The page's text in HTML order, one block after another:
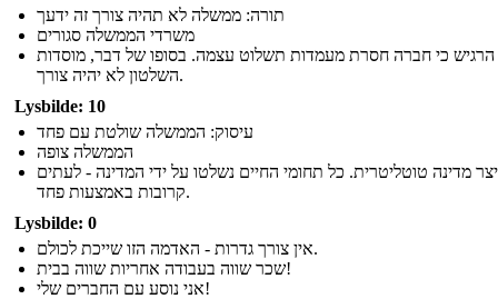
תורה: ממשלה לא תהיה צורך זה ידעך
משרדי הממשלה סגורים
כי חברה חסרת מעמדות תשלוט עצמה. בסופו של דבר, מוסדות
השלטון לא יהיה צורך.
Lysbilde: 10
עיסוק: הממשלה שולטת עם פחד
הממשלה צופה
מדינה טוטליטרית. כל תחומי החיים נשלטו על ידי המדינה - לעתים
קרובות באמצעות פחד.
Lysbilde: 0
אין צורך גדרות - האדמה הזו שייכת לכולם.
שכר שווה בעבודה אחריות שווה בבית!
אני נוסע עם החברים שלי!